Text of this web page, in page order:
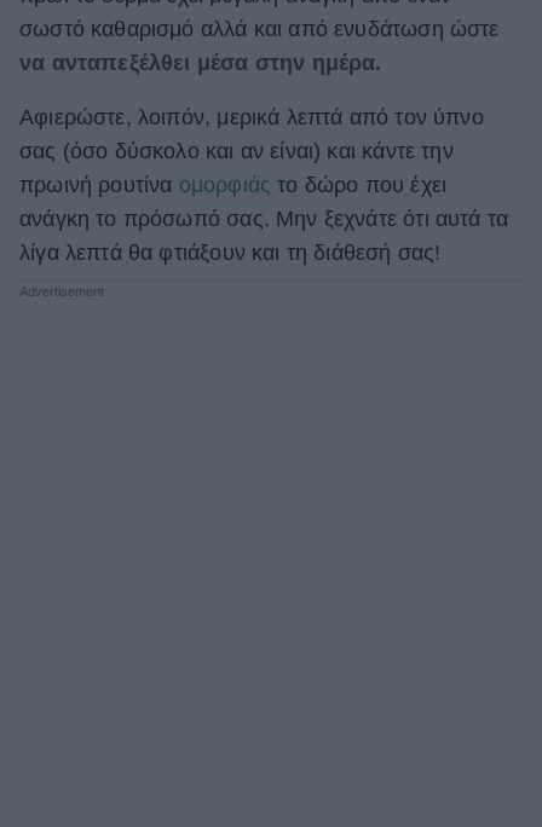
Χωρίς Ταμπέλες
Women's Forum
Hautes Grecians
Γάμος
σωστό καθαρισμό αλλά και από ενυδάτωση ώστε
να ανταπεξέλθει μέσα στην ημέρα.
Αφιερώστε, λοιπόν, μερικά λεπτά από τον ύπνο
σας (όσο δύσκολο και αν είναι) και κάντε την
πρωινή ρουτίνα ομορφιάς το δώρο που έχει
ανάγκη το πρόσωπό σας. Μην ξεχνάτε ότι αυτά τα
λίγα λεπτά θα φτιάξουν και τη διάθεσή σας!